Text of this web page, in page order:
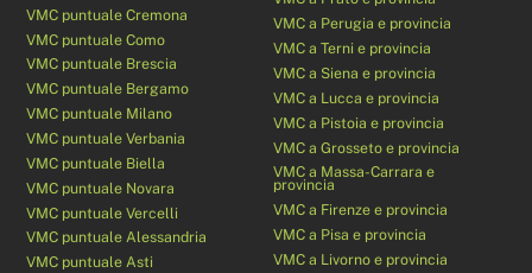
VMC puntuale Cremona
VMC puntuale Como
VMC puntuale Brescia
VMC puntuale Bergamo
VMC puntuale Milano
VMC puntuale Verbania
VMC puntuale Biella
VMC puntuale Novara
VMC puntuale Vercelli
VMC puntuale Alessandria
VMC puntuale Asti
VMC a Perugia e provincia
VMC a Terni e provincia
VMC a Siena e provincia
VMC a Lucca e provincia
VMC a Pistoia e provincia
VMC a Grosseto e provincia
VMC a Massa-Carrara e
provincia
VMC a Firenze e provincia
VMC a Pisa e provincia
VMC a Livorno e provincia